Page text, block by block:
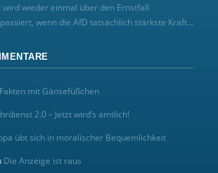
wird wieder einmal über den Ernstfall
wenn die AfD tatsächlich stärkste Kraft...
Fakten mit Gänsefüßchen
2.0 – Jetzt wird’s amtlich!
übt sich in moralischer Bequemlichkeit
Die Anzeige ist raus